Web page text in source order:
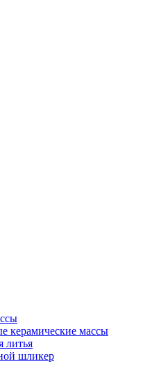
керамические массы
литья
шликер